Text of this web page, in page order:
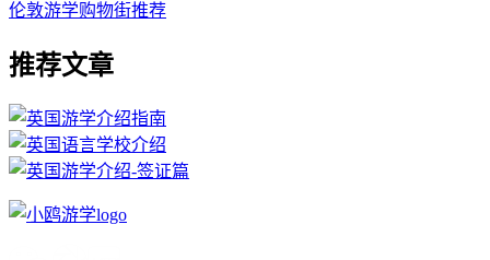
伦敦游学购物街推荐
推荐文章